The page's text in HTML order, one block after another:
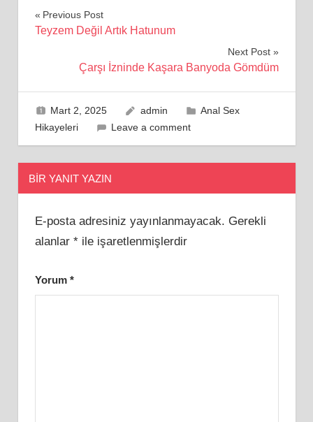
Yazı
Previous Post
Teyzem Değil Artık Hatunum
Next Post
Çarşı İzninde Kaşara Banyoda Gömdüm
Mart 2, 2025 admin
Anal Sex
Hikayeleri
Leave a comment
BIR YANIT YAZIN
E-posta adresiniz yayınlanmayacak. Gerekli
alanlar *ile işaretlenmişlerdir
Yorum *